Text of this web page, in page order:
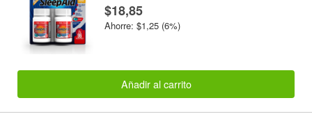
$18,85
Ahorre: $1,25 (6%)
Añadir al carrito